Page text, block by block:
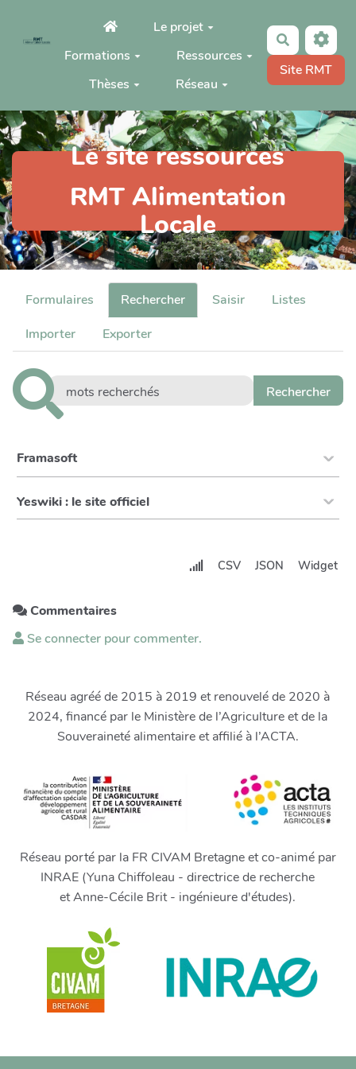
Aller au contenu principalLe projet
Formations
Ressources
Thèses
Réseau
Rechercher
Site RMT
Le site ressources
RMT Alimentation
Locale
Formulaires Rechercher Saisir
Listes
Importer
Exporter
Framasoft
Yeswiki : le site officiel
CSV JSON Widget
Commentaires
Se connecter pour commenter.
Réseau agréé de 2015 à 2019 et renouvelé de 2020 à
2024, financé par le Ministère de l’Agriculture et de la
Souveraineté alimentaire et affilié à l’ACTA.
Réseau porté par la FR CIVAM Bretagne et co-animé par
INRAE (Yuna Chiffoleau - directrice de recherche
et Anne-Cécile Brit - ingénieure d'études).